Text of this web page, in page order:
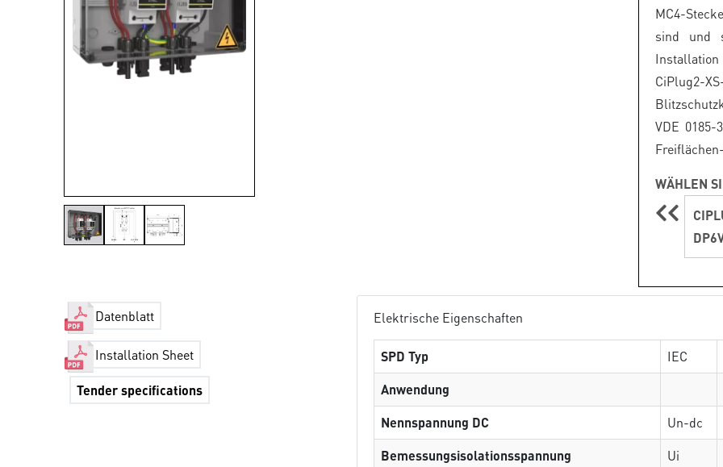
MC4-
sind und
CiPlug2-
VDE
WÄHLEN
Datenblatt
Installation Sheet
Tender specifications
Elektrische Eigenschaften
SPD Typ IEC
Anwendung
Nennspannung DC
Un-dc
Bemessungsisolationsspannung
Ui